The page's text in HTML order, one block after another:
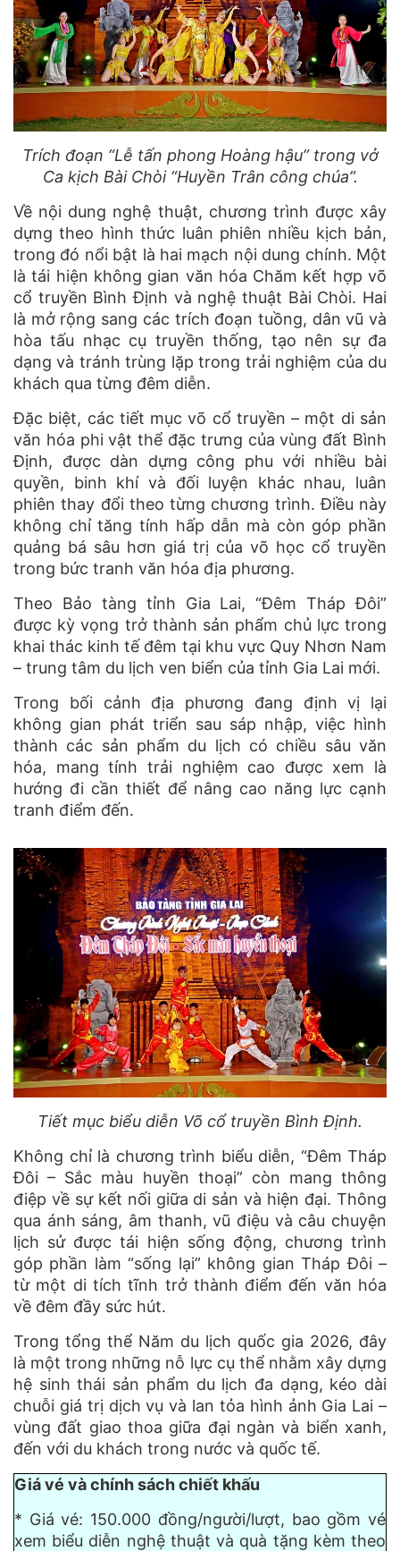
Trích đoạn “Lễ tấn phong Hoàng hậu” trong vở
Ca kịch Bài Chòi “Huyền Trân công chúa”.
Về nội dung nghệ thuật, chương trình được xây
dựng theo hình thức luân phiên nhiều kịch bản,
trong đó nổi bật là hai mạch nội dung chính. Một
là tái hiện không gian văn hóa Chăm kết hợp võ
cổ truyền Bình Định và nghệ thuật Bài Chòi. Hai
là mở rộng sang các trích đoạn tuồng, dân vũ và
hòa tấu nhạc cụ truyền thống, tạo nên sự đa
dạng và tránh trùng lặp trong trải nghiệm của du
khách qua từng đêm diễn.
Đặc biệt, các tiết mục võ cổ truyền – một di sản
văn hóa phi vật thể đặc trưng của vùng đất Bình
Định, được dàn dựng công phu với nhiều bài
quyền, binh khí và đối luyện khác nhau, luân
phiên thay đổi theo từng chương trình. Điều này
không chỉ tăng tính hấp dẫn mà còn góp phần
quảng bá sâu hơn giá trị của võ học cổ truyền
trong bức tranh văn hóa địa phương.
Theo Bảo tàng tỉnh Gia Lai, “Đêm Tháp Đôi”
được kỳ vọng trở thành sản phẩm chủ lực trong
khai thác kinh tế đêm tại khu vực Quy Nhơn Nam
– trung tâm du lịch ven biển của tỉnh Gia Lai mới.
Trong bối cảnh địa phương đang định vị lại
không gian phát triển sau sáp nhập, việc hình
thành các sản phẩm du lịch có chiều sâu văn
hóa, mang tính trải nghiệm cao được xem là
hướng đi cần thiết để nâng cao năng lực cạnh
tranh điểm đến.
Tiết mục biểu diễn Võ cổ truyền Bình Định.
Không chỉ là chương trình biểu diễn, “Đêm Tháp
Đôi – Sắc màu huyền thoại” còn mang thông
điệp về sự kết nối giữa di sản và hiện đại. Thông
qua ánh sáng, âm thanh, vũ điệu và câu chuyện
lịch sử được tái hiện sống động, chương trình
góp phần làm “sống lại” không gian Tháp Đôi –
từ một di tích tĩnh trở thành điểm đến văn hóa
về đêm đầy sức hút.
Trong tổng thể Năm du lịch quốc gia 2026, đây
là một trong những nỗ lực cụ thể nhằm xây dựng
hệ sinh thái sản phẩm du lịch đa dạng, kéo dài
chuỗi giá trị dịch vụ và lan tỏa hình ảnh Gia Lai –
vùng đất giao thoa giữa đại ngàn và biển xanh,
đến với du khách trong nước và quốc tế.
Giá vé và chính sách chiết khấu
* Giá vé: 150.000 đồng/người/lượt, bao gồm vé
xem biểu diễn nghệ thuật và quà tặng kèm theo